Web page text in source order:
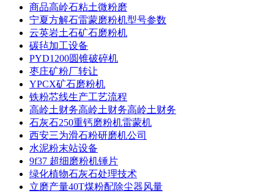
商品高岭石粘土微粉磨
宁夏方解石雷蒙磨粉机型号参数
云英岩土石矿石磨粉机
碳毡加工设备
PYD1200圆锥破碎机
枣庄矿粉厂转让
YPCX矿石磨粉机
铁粉芯线生产工艺流程
高岭土财务高岭土财务高岭土财务
石灰石250重钙磨粉机雷蒙机
西安三为滑石粉研磨机公司
水泥粉末站设备
9f37 超细磨粉机锤片
绿化植物石灰石处理技术
立磨产量40T煤粉配除尘器风量